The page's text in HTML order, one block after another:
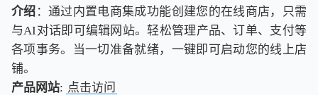
介绍 ：通过内置电商集成功能创建您的在线商店，只需
与AI对话即可编辑网站。轻松管理产品、订单、支付等
各项事务。当一切准备就绪，一键即可启动您的线上店
铺。
产品网站: 点击访问